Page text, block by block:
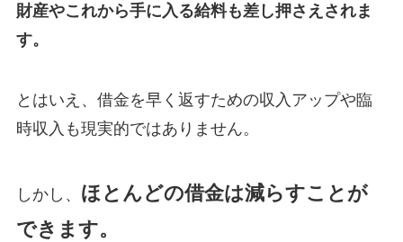
財産やこれから手に入る給料も差し押さえされま
す。
とはいえ、借金を早く返すための収入アップや臨
時収入も現実的ではありません。
しかし、 ほとんどの借金は減らすことが
できます。